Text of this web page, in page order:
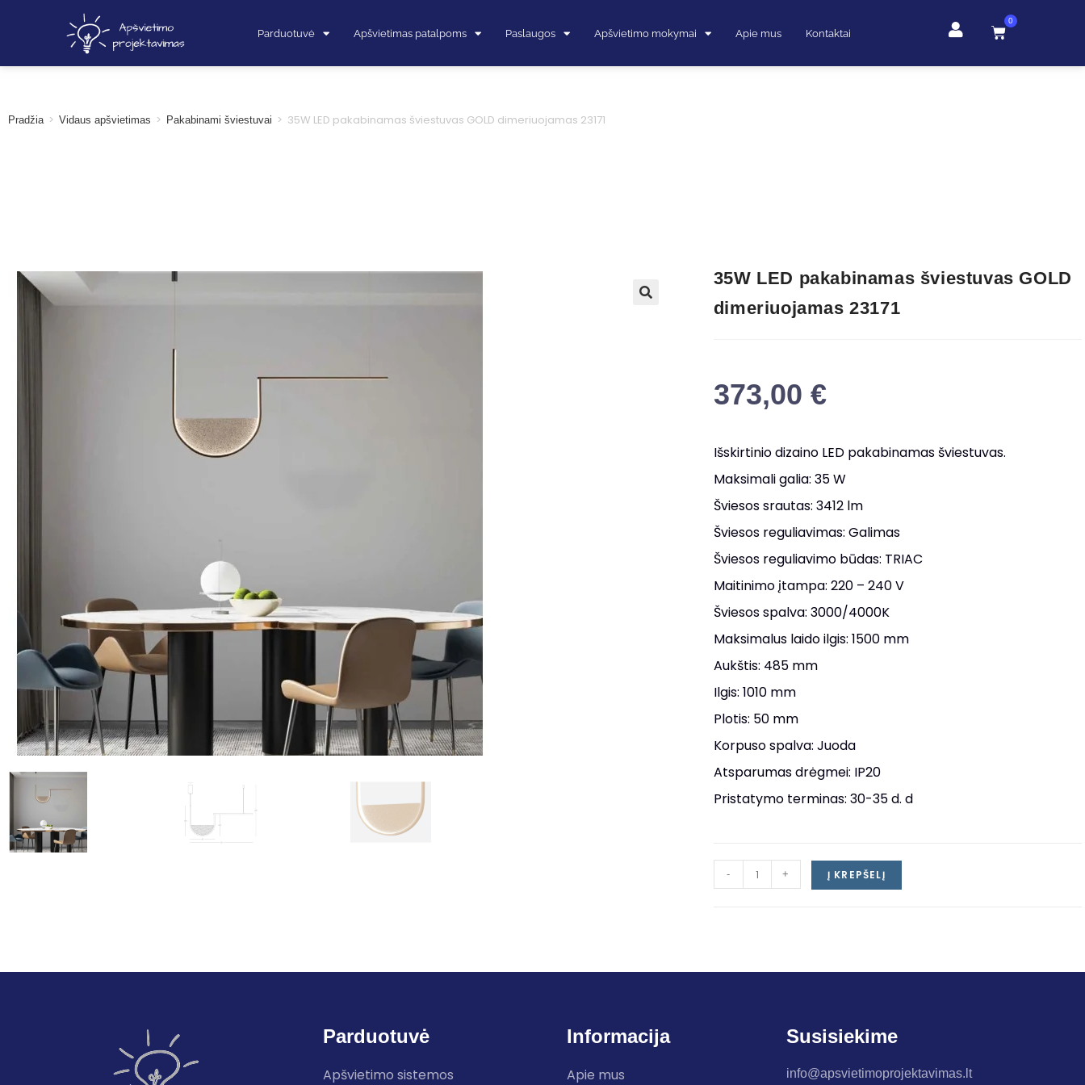
Parduotuvė Apšvietimas patalpoms Paslaugos Apšvietimo mokymai Apie mus Kontaktai
0
Pradžia > Vidaus apšvietimas > Pakabinami šviestuvai > 35W LED pakabinamas šviestuvas GOLD dimeriuojamas 23171
35W LED pakabinamas šviestuvas GOLD
dimeriuojamas 23171
373,00 €
Išskirtinio dizaino LED pakabinamas šviestuvas.
Maksimali galia: 35 W
Šviesos srautas: 3412 lm
Šviesos reguliavimas: Galimas
Šviesos reguliavimo būdas: TRIAC
Maitinimo įtampa: 220 – 240 V
Šviesos spalva: 3000/4000K
Maksimalus laido ilgis: 1500 mm
Aukštis: 485 mm
Ilgis: 1010 mm
Plotis: 50 mm
Korpuso spalva: Juoda
Atsparumas drėgmei: IP20
Pristatymo terminas: 30-35 d. d
- + Į KREPŠELĮ
Parduotuvė
Apšvietimo sistemos
Informacija
Apie mus
Susisiekime
info@apsvietimoprojektavimas.lt